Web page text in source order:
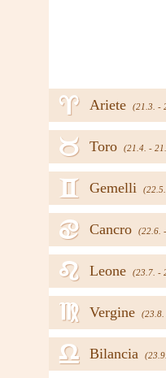
Ariete (21.3. -
a
Toro (21.4. -
b
Gemelli
c
Cancro (22.6.
d
Leone (23.7. -
e
Vergine
f
Bilancia
g